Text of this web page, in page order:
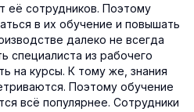
её сотрудников. Поэтому
в их обучение и повышать
далеко не всегда
специалиста из рабочего
на курсы. К тому же, знания
Поэтому обучение
всё популярнее. Сотрудники